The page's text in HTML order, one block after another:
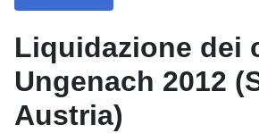
Liquidazione dei
Ungenach 2012
Austria)